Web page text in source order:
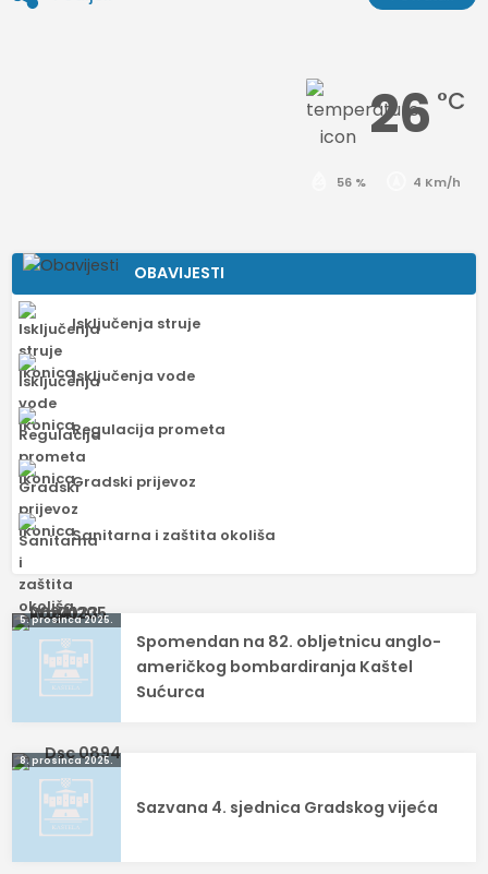
26 °C
56 % 4 Km/h
OBAVIJESTI
Isključenja struje
Isključenja vode
Regulacija prometa
Gradski prijevoz
Sanitarna i zaštita okoliša
Navigacija
objava
5. prosinca 2025.
Spomendan na 82. obljetnicu anglo-
američkog bombardiranja Kaštel
Sućurca
8. prosinca 2025.
Sazvana 4. sjednica Gradskog vijeća